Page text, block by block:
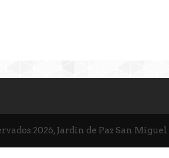
2026, Jardín de Paz San